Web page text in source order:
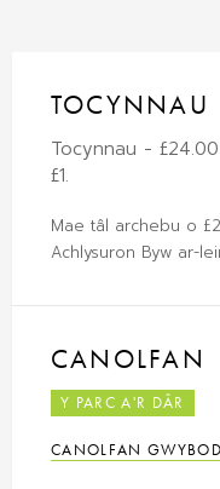
TOCYNNAU
Tocynnau -
£1.
Mae tâl archebu o
Achlysuron Byw ar-
CANOLFAN
Y PARC A'R DÂR
CANOLFAN